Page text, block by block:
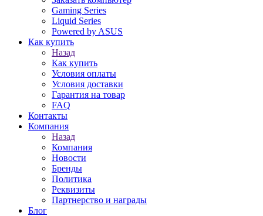
Gaming Series
Liquid Series
Powered by ASUS
Как купить
Назад
Как купить
Условия оплаты
Условия доставки
Гарантия на товар
FAQ
Контакты
Компания
Назад
Компания
Новости
Бренды
Политика
Реквизиты
Партнерство и награды
Блог